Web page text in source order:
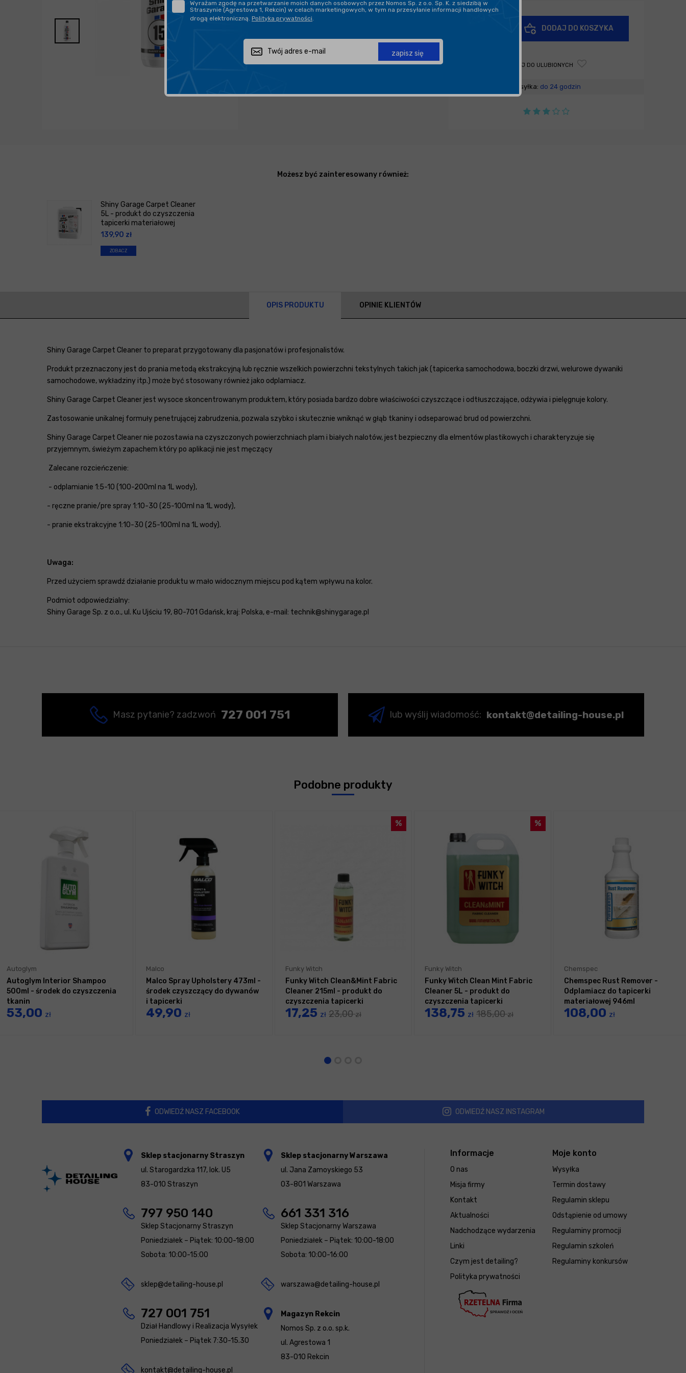
Zapytaj o produkt
DODAJ DO KOSZYKA
DODAJ DO ULUBIONYCH
Wysyłka: do 24 godzin
Możesz być zainteresowany również:
Shiny Garage Carpet Cleaner
5L - produkt do czyszczenia
tapicerki materiałowej
139,90 zł
ZOBACZ
OPIS PRODUKTU OPINIE KLIENTÓW
Shiny Garage Carpet Cleaner to preparat przygotowany dla pasjonatów i profesjonalistów.
Produkt przeznaczony jest do prania metodą ekstrakcyjną lub ręcznie wszelkich powierzchni tekstylnych takich jak (tapicerka samochodowa, boczki drzwi, welurowe dywaniki
samochodowe, wykładziny itp.) może być stosowany również jako odplamiacz.
Shiny Garage Carpet Cleaner jest wysoce skoncentrowanym produktem, który posiada bardzo dobre właściwości czyszczące i odtłuszczające, odżywia i pielęgnuje kolory.
Zastosowanie unikalnej formuły penetrującej zabrudzenia, pozwala szybko i skutecznie wniknąć w głąb tkaniny i odseparować brud od powierzchni.
Shiny Garage Carpet Cleaner nie pozostawia na czyszczonych powierzchniach plam i białych nalotów, jest bezpieczny dla elmentów plastikowych i charakteryzuje się
przyjemnym, świeżym zapachem który po aplikacji nie jest męczący
Zalecane rozcieńczenie:
- odplamianie 1:5-10 (100-200ml na 1L wody),
- ręczne pranie/pre spray 1:10-30 (25-100ml na 1L wody),
- pranie ekstrakcyjne 1:10-30 (25-100ml na 1L wody).
Uwaga:
Przed użyciem sprawdź działanie produktu w mało widocznym miejscu pod kątem wpływu na kolor.
Podmiot odpowiedzialny:
Shiny Garage Sp. z o.o., ul. Ku Ujściu 19, 80-701 Gdańsk, kraj: Polska, e-mail: technik@shinygarage.pl
Masz pytanie? zadzwoń 727 001 751 lub wyślij wiadomość: kontakt@detailing-house.pl
Podobne produkty
Autoglym
Autoglym Interior Shampoo
500ml - środek do czyszczenia
tkanin
53,00 zł
Malco
Malco Spray Upholstery 473ml -
środek czyszczący do dywanów
i tapicerki
49,90 zł
Funky Witch
Funky Witch Clean&Mint Fabric
Cleaner 215ml - produkt do
czyszczenia tapicerki
17,25 zł 23,00zł
Funky Witch
Funky Witch Clean Mint Fabric
Cleaner 5L - produkt do
czyszczenia tapicerki
138,75 zł 185,00zł
Chemspec
Chemspec Rust Remover -
Odplamiacz do tapicerki
materiałowej 946ml
108,00 zł
ODWIEDŹ NASZ FACEBOOK ODWIEDŹ NASZ INSTAGRAM
Wyrażam zgodę na przetwarzanie moich danych osobowych przez Nomos Sp. z o.o. Sp. K. z siedzibą w
Straszynie (Agrestowa 1, Rekcin) w celach marketingowych, w tym na przesyłanie informacji handlowych
drogą elektroniczną. Polityka prywatności
zapisz się
Informacje
O nas
Misja firmy
Kontakt
Aktualności
Nadchodzące wydarzenia
Linki
Czym jest detailing?
Polityka prywatności
Moje konto
Wysyłka
Termin dostawy
Regulamin sklepu
Odstąpienie od umowy
Regulaminy promocji
Regulamin szkoleń
Regulaminy konkursów
Sklep stacjonarny Straszyn
ul. Starogardzka 117, lok. U5
83-010 Straszyn
797 950 140
Sklep Stacjonarny Straszyn
Poniedziałek – Piątek: 10:00-18:00
Sobota: 10:00-15:00
sklep@detailing-house.pl
727 001 751
Dział Handlowy i Realizacja Wysyłek
Poniedziałek – Piątek 7:30-15.30
kontakt@detailing-house.pl
Sklep stacjonarny Warszawa
ul. Jana Zamoyskiego 53
03-801 Warszawa
661 331 316
Sklep Stacjonarny Warszawa
Poniedziałek – Piątek: 10:00-18:00
Sobota: 10:00-16:00
warszawa@detailing-house.pl
Magazyn Rekcin
Nomos Sp. z o.o. sp.k.
ul. Agrestowa 1
83-010 Rekcin